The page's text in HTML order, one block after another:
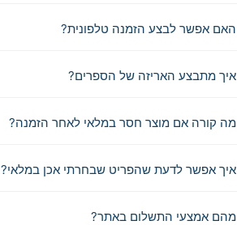
האם אפשר לבצע הזמנה טלפונית?
איך מתבצע האריזה של הספרים?
מה קורה אם מוצר חסר במלאי לאחר הזמנה?
איך אפשר לדעת שהפריט שבחרתי אכן במלאי?
מהם אמצעי התשלום באתר?